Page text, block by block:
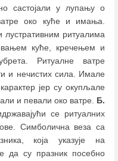
састојали у лупању о
око куће и имања.
ритуалима
куће, кречењем и
Ритуалне ватре
и нечистих сила. Имале
јер су окупљале
и певали око ватре. Б.
се ритуалних
Симболична веза са
која указује на
да су празник посебно